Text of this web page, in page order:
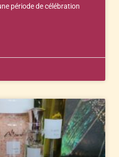
période de célébration